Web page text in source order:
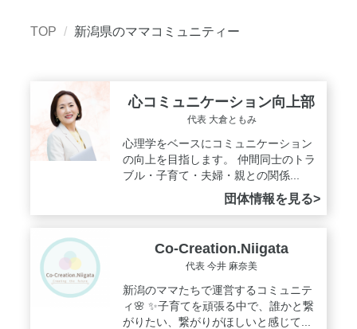
TOP 新潟県のママコミュニティー
心コミュニケーション向上部
代表 大倉ともみ
心理学をベースにコミュニケーション
の向上を目指します。 仲間同士のトラ
ブル・子育て・夫婦・親との関係...
団体情報を見る>
Co-Creation.Niigata
代表 今井 麻奈美
新潟のママたちで運営するコミュニテ
ィ🌸 ✨子育てを頑張る中で、誰かと繋
がりたい、繋がりがほしいと感じて...